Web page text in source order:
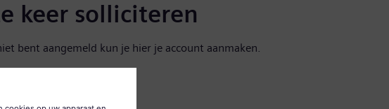
keer solliciteren
bent aangemeld kun je hier je account aanmaken.